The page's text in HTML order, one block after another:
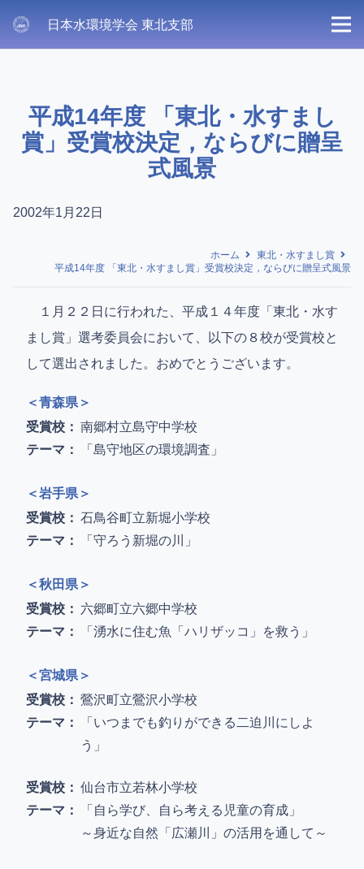
日本水環境学会 東北支部
平成14年度 「東北・水すまし
賞」受賞校決定，ならびに贈呈
式風景
2002年1月22日
ホーム
東北・水すまし賞
平成14年度 「東北・水すまし賞」受賞校決定，ならびに贈呈式風景
１月２２日に行われた、平成１４年度「東北・水す
まし賞」選考委員会において、以下の８校が受賞校と
して選出されました。おめでとうございます。
＜青森県＞
受賞校： 南郷村立島守中学校
テーマ：
「島守地区の環境調査」
＜岩手県＞
受賞校： 石鳥谷町立新堀小学校
テーマ：
「守ろう新堀の川」
＜秋田県＞
受賞校： 六郷町立六郷中学校
テーマ：
「湧水に住む魚「ハリザッコ」を救う」
＜宮城県＞
受賞校： 鶯沢町立鶯沢小学校
テーマ：
「いつまでも釣りができる二迫川にしよ
う」
受賞校： 仙台市立若林小学校
テーマ：
「自ら学び、自ら考える児童の育成」
～身近な自然「広瀬川」の活用を通して～